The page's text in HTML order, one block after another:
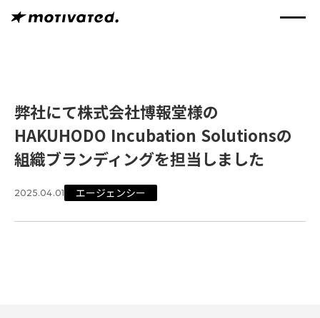
弊社にて株式会社博報堂様の
HAKUHODO Incubation Solutionsの
組織ブランディングを担当しました
2025.04.01 エージェンシー